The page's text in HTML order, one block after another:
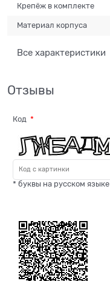
Крепёж в комплекте
Материал корпуса
Все характеристики
Отзывы
Код
* буквы на русском языке